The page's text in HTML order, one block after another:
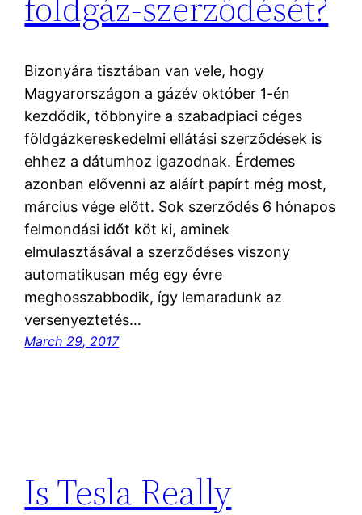
Bizonyára tisztában van vele, hogy
Magyarországon a gázév október 1-én
kezdődik, többnyire a szabadpiaci céges
földgázkereskedelmi ellátási szerződések is
ehhez a dátumhoz igazodnak. Érdemes
azonban elővenni az aláírt papírt még most,
március vége előtt. Sok szerződés 6 hónapos
felmondási időt köt ki, aminek
elmulasztásával a szerződéses viszony
automatikusan még egy évre
meghosszabbodik, így lemaradunk az
versenyeztetés…
March 29, 2017
Is Tesla Really